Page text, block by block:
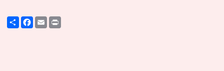
ShareFacebook
Email